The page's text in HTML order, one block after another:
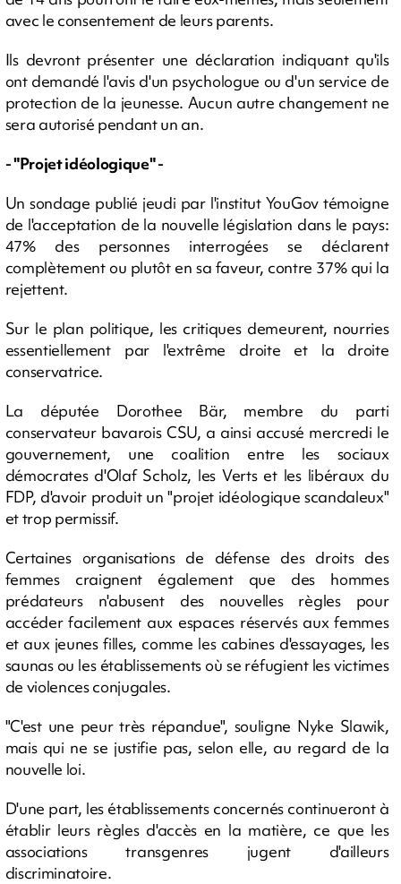
avec le consentement de leurs parents.
Ils devront présenter une déclaration indiquant qu'ils
ont demandé l'avis d'un psychologue ou d'un service de
protection de la jeunesse. Aucun autre changement ne
sera autorisé pendant un an.
- "Projet idéologique" -
Un sondage publié jeudi par l'institut YouGov témoigne
de l'acceptation de la nouvelle législation dans le pays:
47% des personnes interrogées se déclarent
complètement ou plutôt en sa faveur, contre 37% qui la
rejettent.
Sur le plan politique, les critiques demeurent, nourries
essentiellement par l'extrême droite et la droite
conservatrice.
La députée Dorothee Bär, membre du parti
conservateur bavarois CSU, a ainsi accusé mercredi le
gouvernement, une coalition entre les sociaux
démocrates d'Olaf Scholz, les Verts et les libéraux du
FDP, d'avoir produit un "projet idéologique scandaleux"
et trop permissif.
Certaines organisations de défense des droits des
femmes craignent également que des hommes
prédateurs n'abusent des nouvelles règles pour
accéder facilement aux espaces réservés aux femmes
et aux jeunes filles, comme les cabines d'essayages, les
saunas ou les établissements où se réfugient les victimes
de violences conjugales.
"C'est une peur très répandue", souligne Nyke Slawik,
mais qui ne se justifie pas, selon elle, au regard de la
nouvelle loi.
D'une part, les établissements concernés continueront à
établir leurs règles d'accès en la matière, ce que les
associations transgenres jugent d'ailleurs
discriminatoire.